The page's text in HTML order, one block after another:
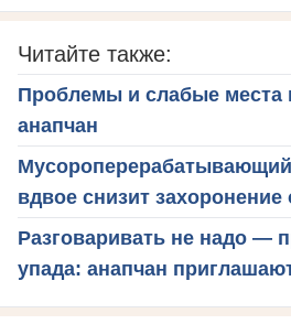
Читайте также:
Проблемы и слабые места
анапчан
вдвое снизит захоронение
Разговаривать не надо —
упада: анапчан